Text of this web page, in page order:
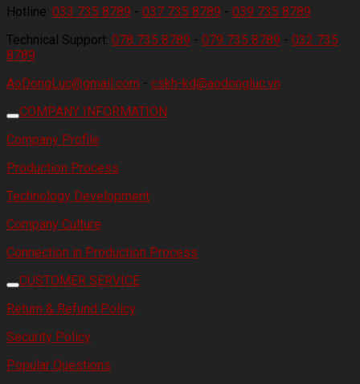
Hotline: 033 735 8789 - 037 735 8789 - 039 735 8789
Technical Support: 078 735 8789 - 079 735 8789 - 032 735
8789
AoDongLuc@gmail.com - cskh-kd@aodongluc.vn
COMPANY INFORMATION
Company Profile
Production Process
Technology Development
Company Culture
Connection in Production Process
CUSTOMER SERVICE
Return & Refund Policy
Security Policy
Popular Questions